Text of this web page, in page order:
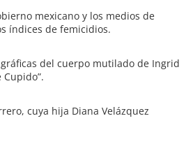
mexicano y los medios de
índices de femicidios.
del cuerpo mutilado de Ingrid
cuya hija Diana Velázquez